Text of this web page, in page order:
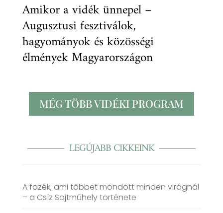
Amikor a vidék ünnepel –
Augusztusi fesztiválok,
hagyományok és közösségi
élmények Magyarországon
MÉG TÖBB VIDÉKI PROGRAM
LEGÚJABB CIKKEINK
A fazék, ami többet mondott minden virágnál
– a Csíz Sajtműhely története